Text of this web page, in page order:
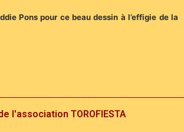
Pons pour ce beau dessin à l’effigie de la
l'association TOROFIESTA